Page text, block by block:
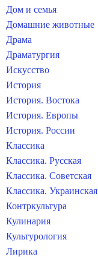
Дом и семья
Домашние животные
Драма
Драматургия
Искусство
История
История. Востока
История. Европы
История. России
Классика
Классика. Русская
Классика. Советская
Классика. Украинская
Контркультура
Кулинария
Культурология
Лирика